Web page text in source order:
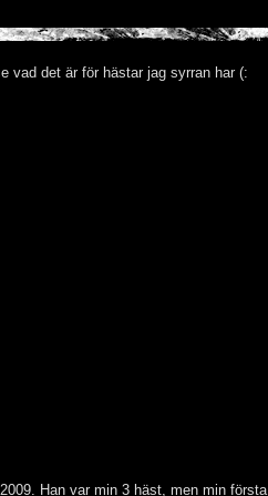
vad det är för hästar jag syrran har (:
Han var min 3 häst, men min första